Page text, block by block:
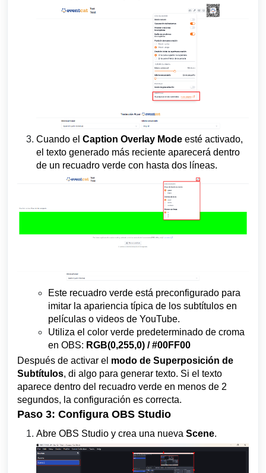
Cuando el Caption Overlay Mode esté activado,
el texto generado más reciente aparecerá dentro
de un recuadro verde con hasta dos líneas.
Este recuadro verde está preconfigurado para
imitar la apariencia típica de los subtítulos en
películas o videos de YouTube.
Utiliza el color verde predeterminado de croma
en OBS: RGB(0,255,0) / #00FF00
Después de activar el modo de Superposición de
Subtítulos, di algo para generar texto. Si el texto
aparece dentro del recuadro verde en menos de 2
segundos, la configuración es correcta.
Paso 3: Configura OBS Studio
Abre OBS Studio y crea una nueva Scene.